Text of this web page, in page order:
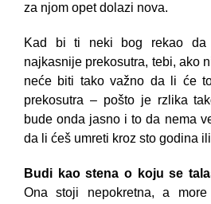
za njom opet dolazi nova.
Kad bi ti neki bog rekao da
najkasnije prekosutra, tebi, ako
neće biti tako važno da li će
prekosutra – pošto je rzlika
bude onda jasno i to da nema
da li ćeš umreti kroz sto godina
Budi kao stena o koju se
Ona stoji nepokretna, a